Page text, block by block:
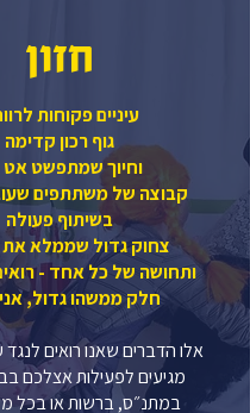
חזון
עיניים פקוחות
גוף רכון קדימה
וחיוך שמתפשט
קבוצה של משתתפים
בשיתוף פעולה
צחוק גדול שממלא
ותחושה של כל אחד -
חלק ממשהו גדול, אני
אלו הדברים שאנו רואים לנגד
מגיעים לפעילות אצלכם
במתנ״ס, ברשות או בכל